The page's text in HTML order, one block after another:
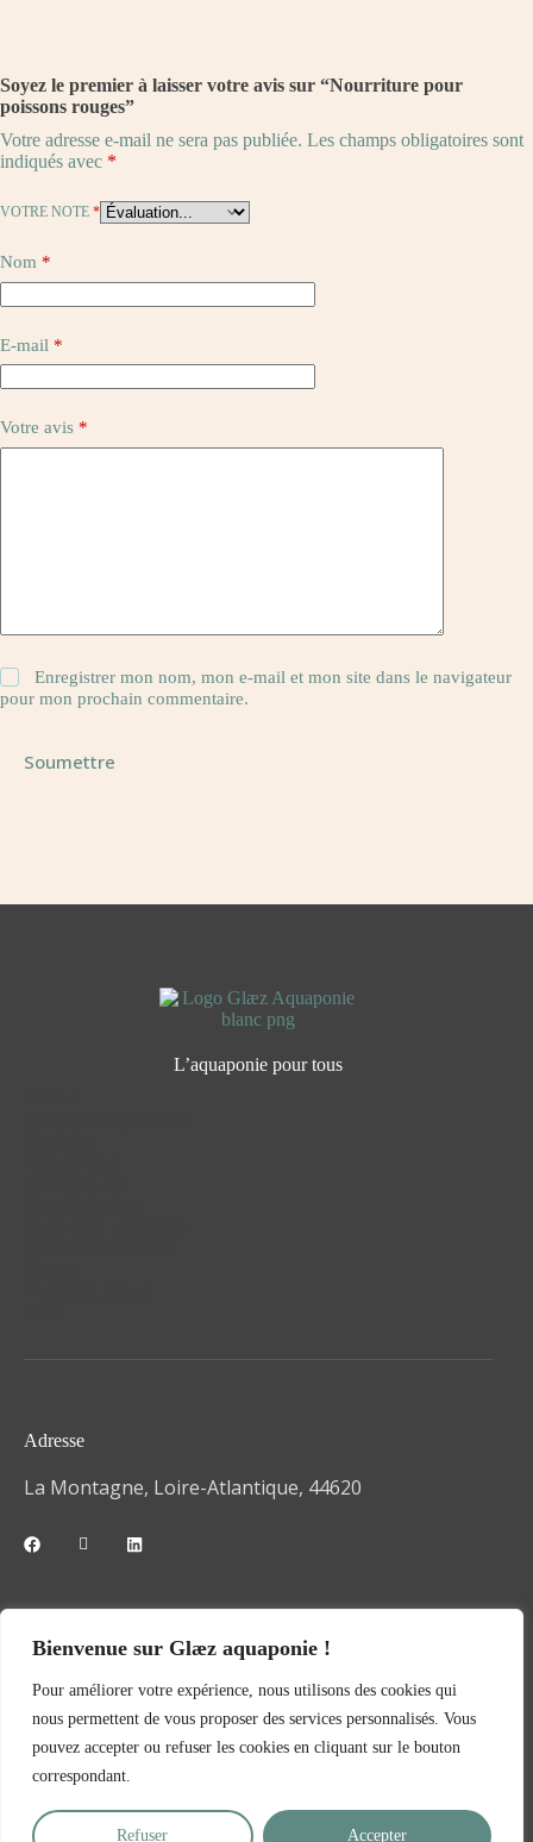
Bienvenue sur Glæz aquaponie !
Pour améliorer votre expérience, nous utilisons des cookies qui
nous permettent de vous proposer des services personnalisés. Vous
pouvez accepter ou refuser les cookies en cliquant sur le bouton
correspondant.
Refuser Accepter
Soyez le premier à laisser votre avis sur “Nourriture pour
poissons rouges”
Votre adresse e-mail ne sera pas publiée. Les champs obligatoires sont
indiqués avec *
VOTRE NOTE *
Nom *
E-mail *
Votre avis *
Enregistrer mon nom, mon e-mail et mon site dans le navigateur
pour mon prochain commentaire.
Soumettre
L’aquaponie pour tous
Adresse
La Montagne, Loire-Atlantique, 44620
Contact